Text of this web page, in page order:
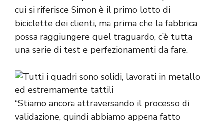
cui si riferisce Simon è il primo lotto di
biciclette dei clienti, ma prima che la fabbrica
possa raggiungere quel traguardo, c’è tutta
una serie di test e perfezionamenti da fare.
“Stiamo ancora attraversando il processo di
validazione, quindi abbiamo appena fatto